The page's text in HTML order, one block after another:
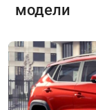
модели